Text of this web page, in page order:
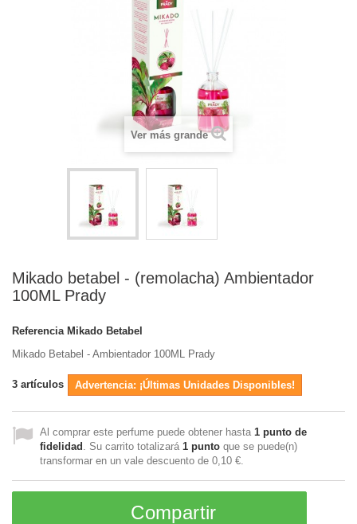
Ver más grande
Mikado betabel - (remolacha) Ambientador
100ML Prady
Referencia Mikado Betabel
Mikado Betabel - Ambientador 100ML Prady
3 artículos Advertencia: ¡Últimas Unidades Disponibles!
Al comprar este perfume puede obtener hasta 1 punto de
fidelidad . Su carrito totalizará 1 punto que se puede(n)
transformar en un vale descuento de 0,10 €
Compartir